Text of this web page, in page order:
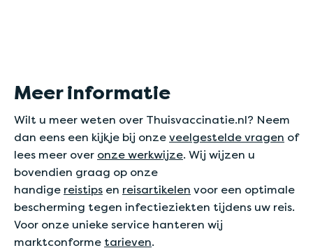
Meer informatie
Wilt u meer weten over Thuisvaccinatie.nl? Neem
dan eens een kijkje bij onzeveelgestelde vragen of
lees meer over onze werkwijze. Wij wijzen u
bovendien graag op onze
handige reistips en reisartikelen voor een optimale
bescherming tegen infectieziekten tijdens uw reis.
Voor onze unieke service hanteren wij
marktconforme tarieven.